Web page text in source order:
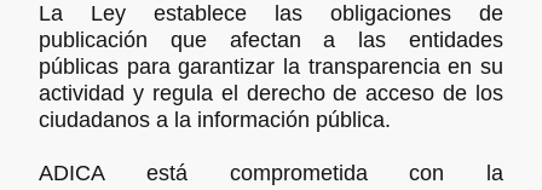
La Ley establece las obligaciones de
publicación que afectan a las entidades
públicas para garantizar la transparencia en su
actividad y regula el derecho de acceso de los
ciudadanos a la información pública.
ADICA está comprometida con la